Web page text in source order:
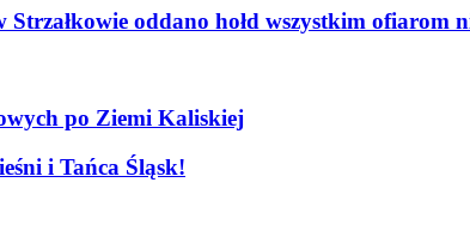
oddano hołd wszystkim ofiarom
po Ziemi Kaliskiej
i Tańca Śląsk!